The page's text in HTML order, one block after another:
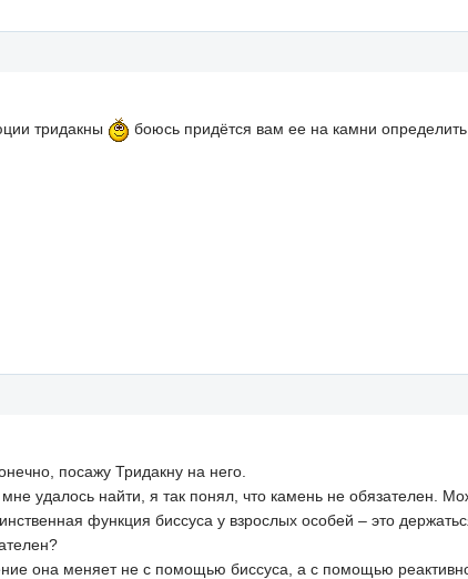
тридакны боюсь придётся вам ее на камни определить
посажу Тридакну на него.
удалось найти, я так понял, что камень не обязателен.
функция биссуса у взрослых особей – это
она меняет не с помощью биссуса, а с помощью